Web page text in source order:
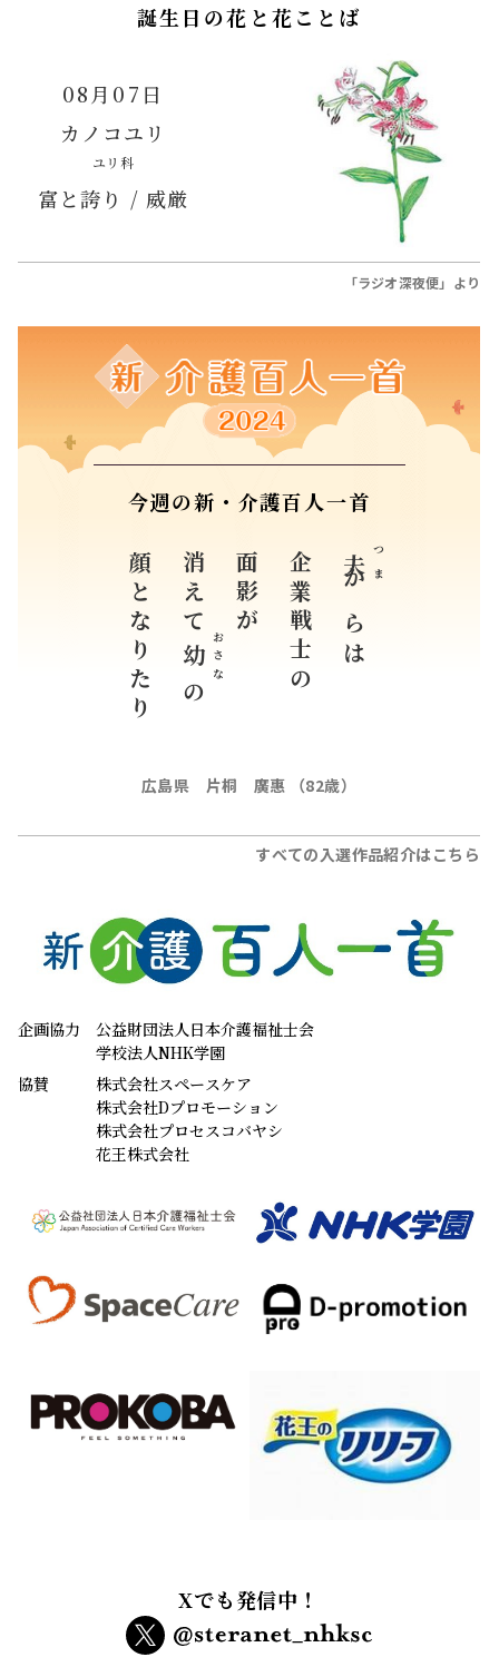
誕生日の花と花ことば
08月07日
カノコユリ
ユリ科
富と誇り / 威厳
「ラジオ深夜便」より
今週の新・介護百人一首
夫 つま
からは
企業戦士の
面影が
消えて
幼 おさな
の
顔となりたり
広島県 片桐 廣惠 （82歳）
すべての入選作品紹介はこちら
企画協力
公益財団法人日本介護福祉士会
学校法人NHK学園
協賛
株式会社スペースケア
株式会社Dプロモーション
株式会社プロセスコバヤシ
花王株式会社
Xでも発信中！